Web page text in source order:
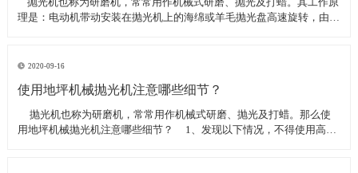
理是：电动机带动安装在抛光机上的海绵或羊毛抛光盘高速旋转，由于
求？
2020-09-16
使用地坪机械抛光机注意哪些细节？
​ 抛光机也称为研磨机，常常用作机械式研磨、抛光及打蜡。那么使
用地坪机械抛光机注意哪些细节？ 1、发现以下情况，不得使用高速